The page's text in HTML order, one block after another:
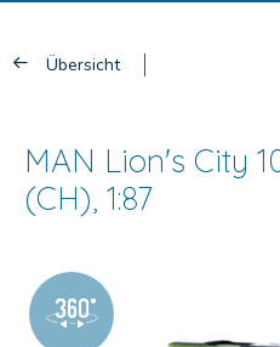
Übersicht
MAN Lion's City
(CH), 1:87